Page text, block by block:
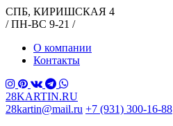
СПБ, КИРИШСКАЯ 4
/ ПН-ВС 9-21 /
О компании
Контакты
28KARTIN.RU
28kartin@mail.ru +7 (931) 300-16-88